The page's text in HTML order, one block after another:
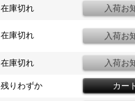
在庫切れ
在庫切れ
在庫切れ
残りわずか